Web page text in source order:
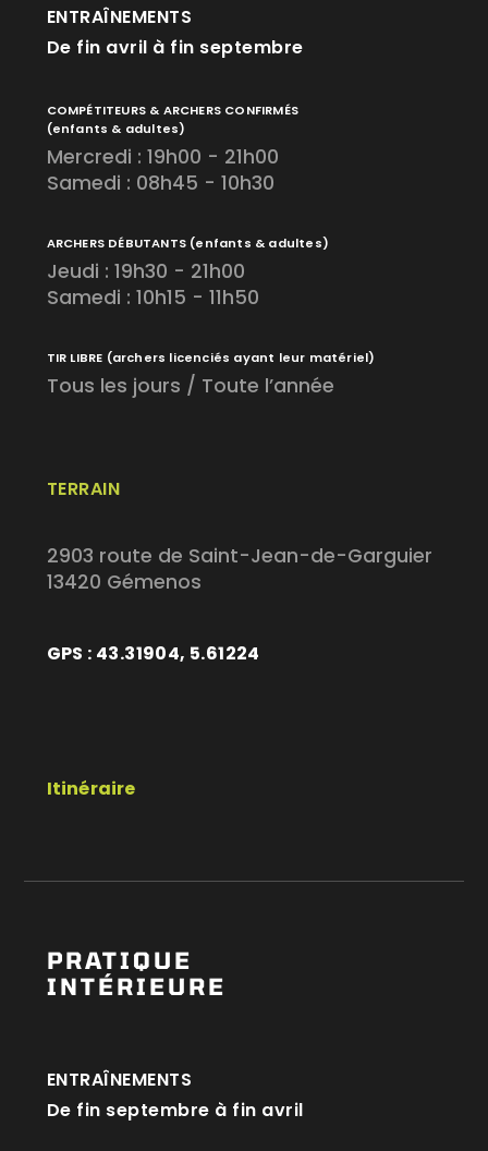
TERRAIN
2903 route de Saint-Jean-de-Garguier
13420 Gémenos
GPS : 43.31904, 5.61224
Itinéraire
ENTRAÎNEMENTS
De fin avril à fin septembre
COMPÉTITEURS & ARCHERS CONFIRMÉS
(enfants & adultes)
Mercredi : 19h00 - 21h00
Samedi : 08h45 - 10h30
ARCHERS DÉBUTANTS (enfants & adultes)
Jeudi : 19h30 - 21h00
Samedi : 10h15 - 11h50
TIR LIBRE (archers licenciés ayant leur matériel)
Tous les jours / Toute l’année
PRATIQUE
INTÉRIEURE
ENTRAÎNEMENTS
De fin septembre à fin avril